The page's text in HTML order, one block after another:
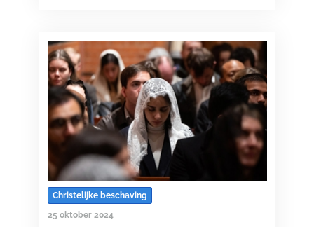
Christelijke beschaving
25 oktober 2024